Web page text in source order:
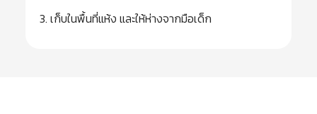
3. เก็บในพื้นที่แห้ง และให้ห่างจากมือเด็ก